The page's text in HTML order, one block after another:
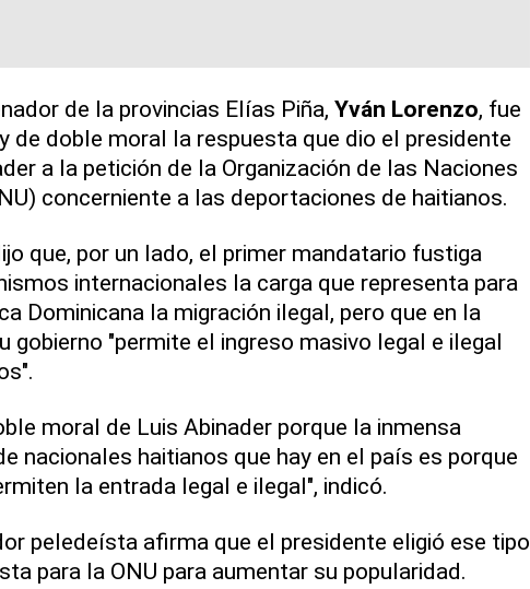
de la provincias Elías Piña, Yván Lorenzo, fue
de doble moral la respuesta que dio el presidente
a la petición de la Organización de las Naciones
concerniente a las deportaciones de haitianos.
que, por un lado, el primer mandatario fustiga
internacionales la carga que representa para
Dominicana la migración ilegal, pero que en la
gobierno "permite el ingreso masivo legal e ilegal
moral de Luis Abinader porque la inmensa
nacionales haitianos que hay en el país es porque
la entrada legal e ilegal", indicó.
peledeísta afirma que el presidente eligió ese tipo
para la ONU para aumentar su popularidad.